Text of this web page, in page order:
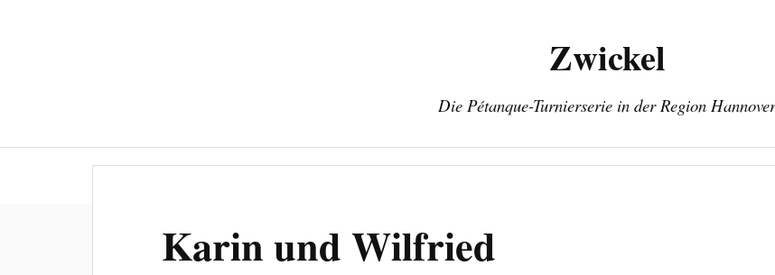
Zwickel
Die Pétanque-Turnierserie in der Region Hannover
Karin und Wilfried